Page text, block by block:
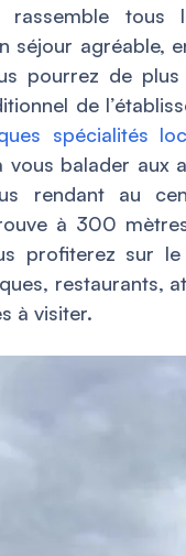
rassemble tous
séjour agréable,
pourrez de
de
spécialités
vous balader aux
rendant au
à 300
profiterez sur
restaurants,
à visiter.